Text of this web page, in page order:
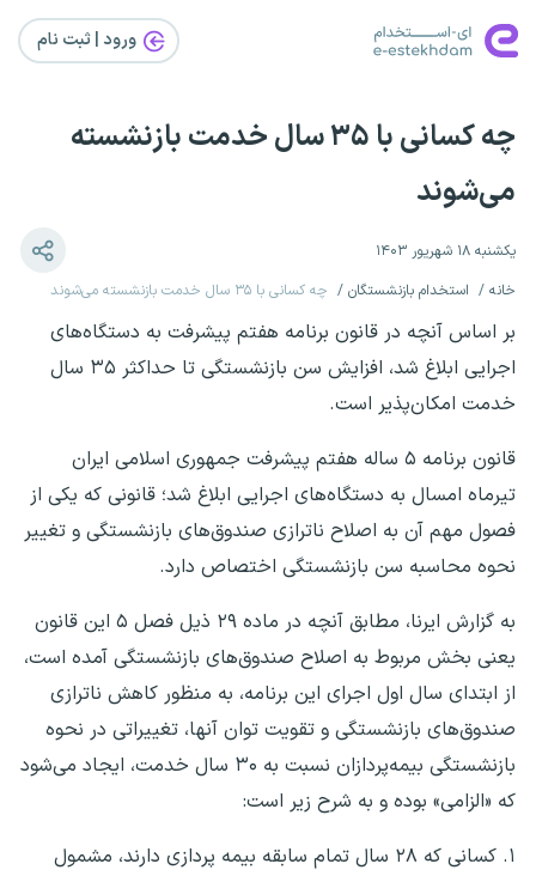
ورود | ثبت‌ نام
چه کسانی با ۳۵ سال خدمت بازنشسته
می‌شوند
یکشنبه ۱۸ شهریور ۱۴۰۳
خانه
استخدام بازنشستگان چه کسانی با ۳۵ سال خدمت بازنشسته می‌شوند
بر اساس آنچه در قانون برنامه هفتم پیشرفت به دستگاه‌های
اجرایی ابلاغ شد، افزایش سن بازنشستگی تا حداکثر ۳۵ سال
خدمت امکان‌پذیر است.
قانون برنامه ۵ ساله هفتم پیشرفت جمهوری اسلامی ایران
تیرماه امسال به دستگاه‌های اجرایی ابلاغ شد؛ قانونی که یکی از
فصول مهم آن به اصلاح ناترازی صندوق‌های بازنشستگی و تغییر
نحوه محاسبه سن بازنشستگی اختصاص دارد.
به گزارش ایرنا، مطابق آنچه در ماده ۲۹ ذیل فصل ۵ این قانون
یعنی بخش مربوط به اصلاح صندوق‌های بازنشستگی آمده است،
از ابتدای سال اول اجرای این برنامه، به منظور کاهش ناترازی
صندوق‌های بازنشستگی و تقویت توان آنها، تغییراتی در نحوه
بازنشستگی بیمه‌پردازان نسبت به ۳۰ سال خدمت، ایجاد می‌شود
که «الزامی» بوده و به شرح زیر است:
۱. کسانی که ۲۸ سال تمام سابقه بیمه پردازی دارند، مشمول